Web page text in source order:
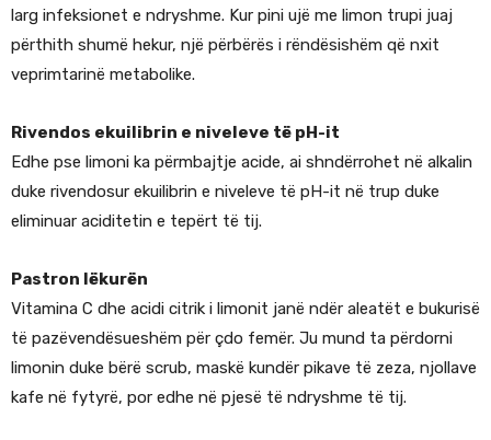
larg infeksionet e ndryshme. Kur pini ujë me limon trupi juaj
përthith shumë hekur, një përbërës i rëndësishëm që nxit
veprimtarinë metabolike.
Rivendos ekuilibrin e niveleve të pH-it
Edhe pse limoni ka përmbajtje acide, ai shndërrohet në alkalin
duke rivendosur ekuilibrin e niveleve të pH-it në trup duke
eliminuar aciditetin e tepërt të tij.
Pastron lëkurën
Vitamina C dhe acidi citrik i limonit janë ndër aleatët e bukurisë
të pazëvendësueshëm për çdo femër. Ju mund ta përdorni
limonin duke bërë scrub, maskë kundër pikave të zeza, njollave
kafe në fytyrë, por edhe në pjesë të ndryshme të tij.